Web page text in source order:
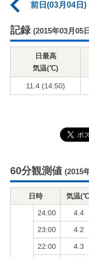
前日(03月04日)
記録 (2015年03月05
日最高
気温(℃)
11.4 (14:50)
60分観測値 (2015
日時 気温
24:00 4.4
23:00 4.2
22:00 4.3